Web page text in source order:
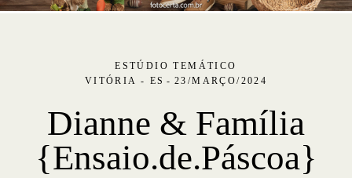
ESTÚDIO TEMÁTICO
VITÓRIA - ES
23/MARÇO/2024
Dianne & Família
{Ensaio.de.Páscoa}